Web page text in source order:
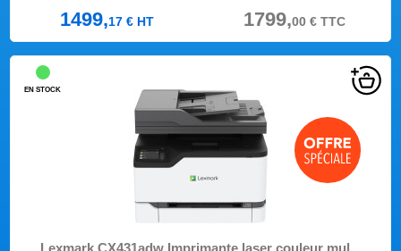
1499,17€HT 1799,00€TTC
Lexmark CX431adw Imprimante laser couleur mul...
EN STOCK